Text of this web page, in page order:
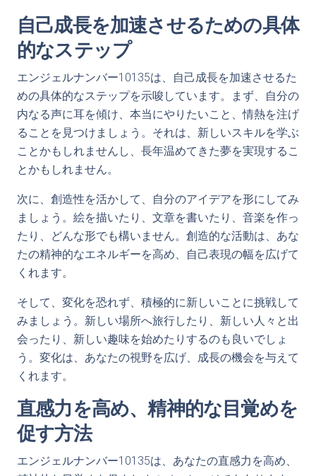
自己成長を加速させるための具体
的なステップ
エンジェルナンバー10135は、自己成長を加速させるた
めの具体的なステップを示唆しています。まず、自分の
内なる声に耳を傾け、本当にやりたいこと、情熱を注げ
ることを見つけましょう。それは、新しいスキルを学ぶ
ことかもしれませんし、長年温めてきた夢を実現するこ
とかもしれません。
次に、創造性を活かして、自分のアイデアを形にしてみ
ましょう。絵を描いたり、文章を書いたり、音楽を作っ
たり、どんな形でも構いません。創造的な活動は、あな
たの精神的なエネルギーを高め、自己表現の幅を広げて
くれます。
そして、変化を恐れず、積極的に新しいことに挑戦して
みましょう。新しい場所へ旅行したり、新しい人々と出
会ったり、新しい趣味を始めたりするのも良いでしょ
う。変化は、あなたの視野を広げ、成長の機会を与えて
くれます。
直感力を高め、精神的な目覚めを
促す方法
エンジェルナンバー10135は、あなたの直感力を高め、